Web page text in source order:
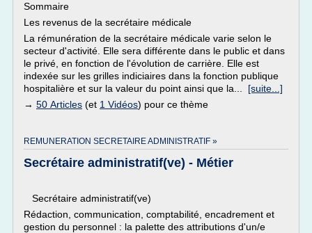
Sommaire
Les revenus de la secrétaire médicale
La rémunération de la secrétaire médicale varie selon le
secteur d'activité. Elle sera différente dans le public et dans
le privé, en fonction de l'évolution de carrière. Elle est
indexée sur les grilles indiciaires dans la fonction publique
hospitalière et sur la valeur du point ainsi que la... [suite...]
→ 50 Articles (et 1 Vidéos) pour ce thème
REMUNERATION SECRETAIRE ADMINISTRATIF »
Secrétaire administratif(ve) - Métier
Secrétaire administratif(ve)
Rédaction, communication, comptabilité, encadrement et
gestion du personnel : la palette des attributions d'un/e